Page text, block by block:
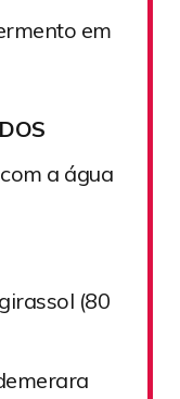
em
a água
(80